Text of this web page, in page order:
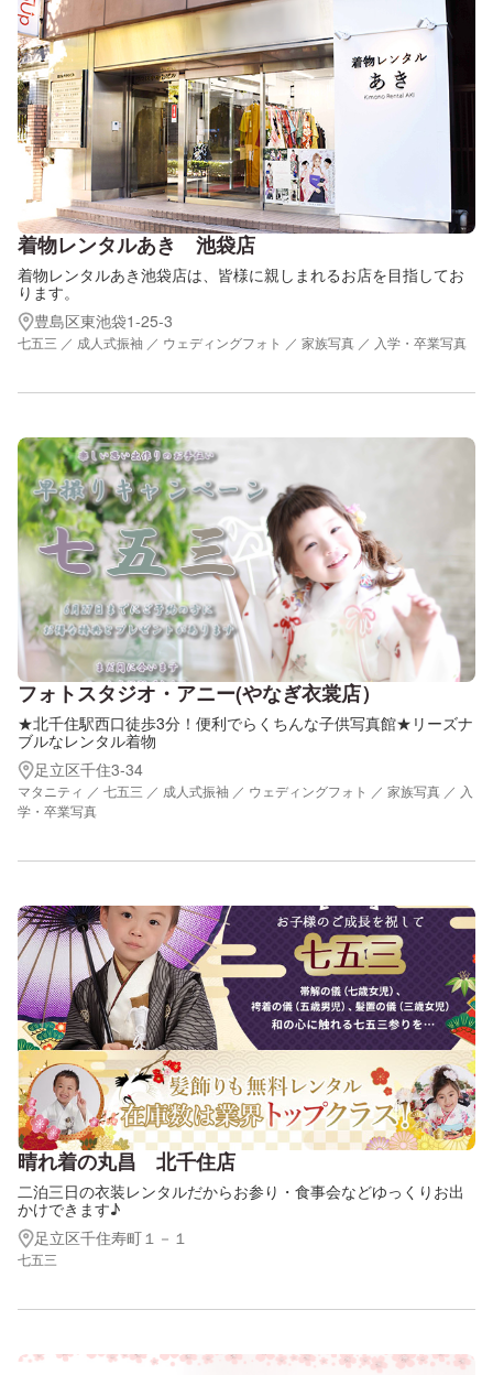
着物レンタルあき 池袋店
着物レンタルあき池袋店は、皆様に親しまれるお店を目指してお
ります。
豊島区東池袋1-25-3
七五三 ／ 成人式振袖 ／ ウェディングフォト ／ 家族写真 ／ 入学・卒業写真
フォトスタジオ・アニー(やなぎ衣裳店）
★北千住駅西口徒歩3分！便利でらくちんな子供写真館★リーズナ
ブルなレンタル着物
足立区千住3-34
マタニティ ／ 七五三 ／ 成人式振袖 ／ ウェディングフォト ／ 家族写真 ／ 入
学・卒業写真
晴れ着の丸昌 北千住店
二泊三日の衣装レンタルだからお参り・食事会などゆっくりお出
かけできます♪
足立区千住寿町１－１
七五三